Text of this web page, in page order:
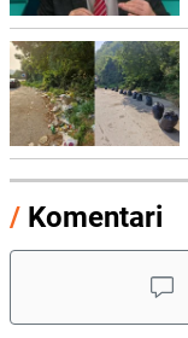
/ Komentari